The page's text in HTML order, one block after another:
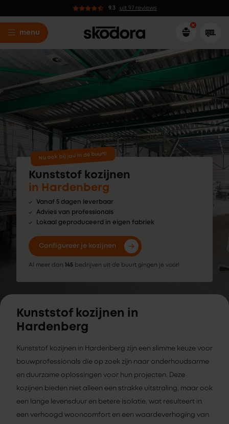
9.3 uit 97 reviews
menu
Nu ook bij jou in de buurt!
Kunststof kozijnen
in Hardenberg
Vanaf 5 dagen leverbaar
Advies van professionals
Lokaal geproduceerd in eigen fabriek
Configureer je kozijnen
Al meer dan 145 bedrijven uit de buurt gingen je voor!
Kunststof kozijnen in
Hardenberg
Kunststof kozijnen in Hardenberg zijn een slimme keuze voor
bouwprofessionals die op zoek zijn naar onderhoudsarme
en duurzame oplossingen voor hun projecten. Deze
kozijnen bieden niet alleen een strakke uitstraling, maar ook
een lange levensduur en betere isolatie, wat resulteert in
een verhoogd wooncomfort en een waardeverhoging van